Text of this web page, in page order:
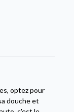
optez pour
douche et